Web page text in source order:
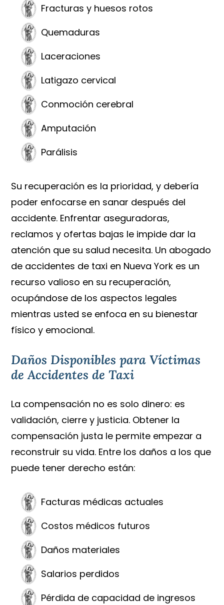
Fracturas y huesos rotos
Quemaduras
Laceraciones
Latigazo cervical
Conmoción cerebral
Amputación
Parálisis
Su recuperación es la prioridad, y debería
poder enfocarse en sanar después del
accidente. Enfrentar aseguradoras,
reclamos y ofertas bajas le impide dar la
atención que su salud necesita. Un abogado
de accidentes de taxi en Nueva York es un
recurso valioso en su recuperación,
ocupándose de los aspectos legales
mientras usted se enfoca en su bienestar
físico y emocional.
Daños Disponibles para Víctimas
de Accidentes de Taxi
La compensación no es solo dinero: es
validación, cierre y justicia. Obtener la
compensación justa le permite empezar a
reconstruir su vida. Entre los daños a los que
puede tener derecho están:
Facturas médicas actuales
Costos médicos futuros
Daños materiales
Salarios perdidos
Pérdida de capacidad de ingresos